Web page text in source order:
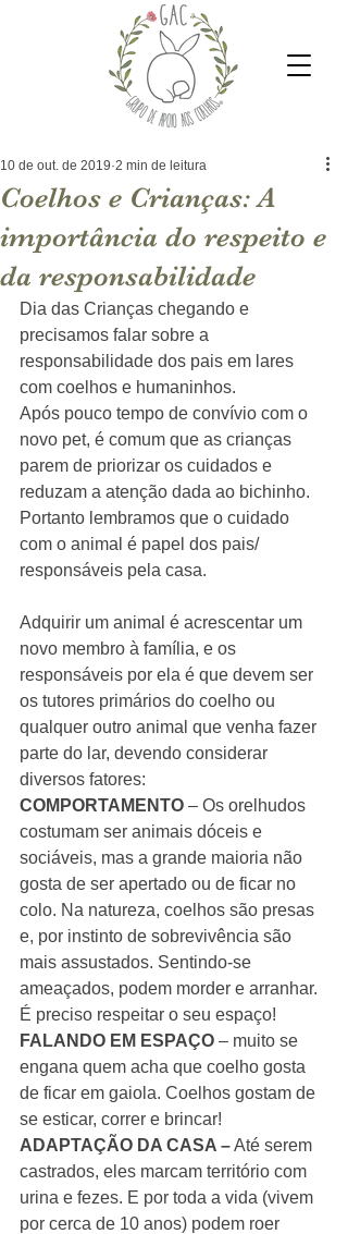
Coelhos e Crianças: A
importância do respeito e
da responsabilidade
10 de out. de 2019 2 min de leitura
Dia das Crianças chegando e
precisamos falar sobre a
responsabilidade dos pais em lares
com coelhos e humaninhos.
Após pouco tempo de convívio com o
novo pet, é comum que as crianças
parem de priorizar os cuidados e
reduzam a atenção dada ao bichinho.
Portanto lembramos que o cuidado
com o animal é papel dos pais/
responsáveis pela casa.
Adquirir um animal é acrescentar um
novo membro à família, e os
responsáveis por ela é que devem ser
os tutores primários do coelho ou
qualquer outro animal que venha fazer
parte do lar, devendo considerar
diversos fatores:
COMPORTAMENTO – Os orelhudos
costumam ser animais dóceis e
sociáveis, mas a grande maioria não
gosta de ser apertado ou de ficar no
colo. Na natureza, coelhos são presas
e, por instinto de sobrevivência são
mais assustados. Sentindo-se
ameaçados, podem morder e arranhar.
É preciso respeitar o seu espaço!
FALANDO EM ESPAÇO – muito se
engana quem acha que coelho gosta
de ficar em gaiola. Coelhos gostam de
se esticar, correr e brincar!
ADAPTAÇÃO DA CASA – Até serem
castrados, eles marcam território com
urina e fezes. E por toda a vida (vivem
por cerca de 10 anos) podem roer